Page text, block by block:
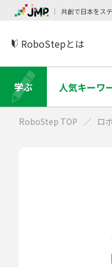
共創で日本をス
RoboStepとは
学ぶ 人気キーワ
RoboStep TOP ロ